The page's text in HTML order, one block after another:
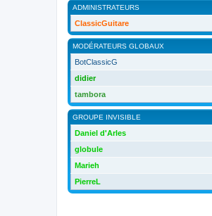
ADMINISTRATEURS
ClassicGuitare
MODÉRATEURS GLOBAUX
BotClassicG
didier
tambora
GROUPE INVISIBLE
Daniel d'Arles
globule
Marieh
PierreL